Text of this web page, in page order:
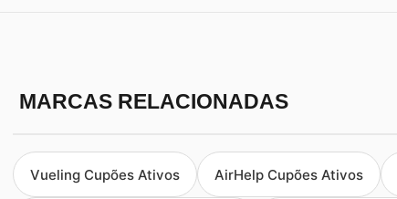
MARCAS RELACIONADAS
Vueling Cupões Ativos AirHelp Cupões Ativos